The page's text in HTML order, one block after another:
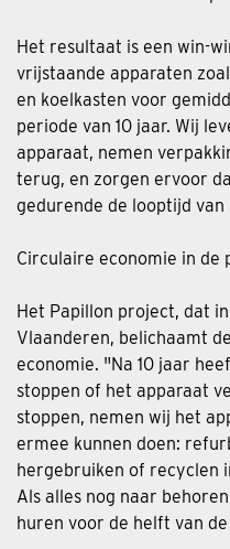
Het resultaat is een win-
vrijstaande apparaten
en koelkasten voor
periode van 10 jaar. Wij
apparaat, nemen
terug, en zorgen ervoor
gedurende de looptijd
Circulaire economie in de
Het Papillon project, dat
Vlaanderen, belichaamt
economie. "Na 10 jaar
stoppen of het apparaat
stoppen, nemen wij het
ermee kunnen doen:
hergebruiken of recyclen
Als alles nog naar
huren voor de helft van